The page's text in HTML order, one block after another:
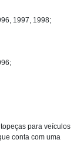
1997, 1998;
para veículos
conta com uma